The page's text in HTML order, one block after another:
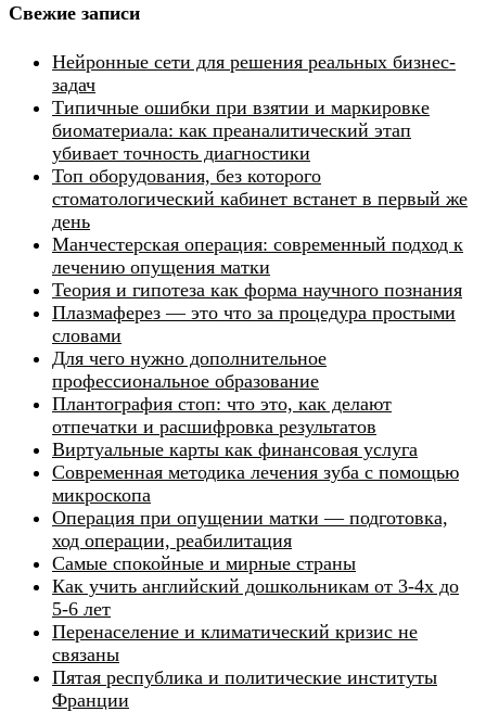
Свежие записи
Нейронные сети для решения реальных бизнес-
задач
Типичные ошибки при взятии и маркировке
биоматериала: как преаналитический этап
убивает точность диагностики
Топ оборудования, без которого
стоматологический кабинет встанет в первый же
день
Манчестерская операция: современный подход к
лечению опущения матки
Теория и гипотеза как форма научного познания
Плазмаферез — это что за процедура простыми
словами
Для чего нужно дополнительное
профессиональное образование
Плантография стоп: что это, как делают
отпечатки и расшифровка результатов
Виртуальные карты как финансовая услуга
Современная методика лечения зуба с помощью
микроскопа
Операция при опущении матки — подготовка,
ход операции, реабилитация
Самые спокойные и мирные страны
Как учить английский дошкольникам от 3-4х до
5-6 лет
Перенаселение и климатический кризис не
связаны
Пятая республика и политические институты
Франции